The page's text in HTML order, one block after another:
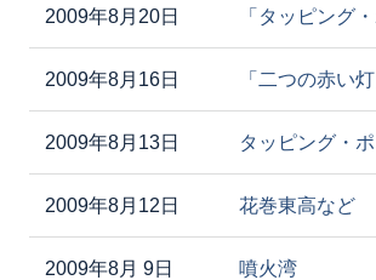
2009年8月20日 「タッピング
2009年8月16日 「二つの赤い
2009年8月13日 タッピング・
2009年8月12日 花巻東高など
2009年8月 9日 噴火湾